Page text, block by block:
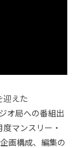
迎えた
オ局への番組出
マンスリー・
画構成、編集の